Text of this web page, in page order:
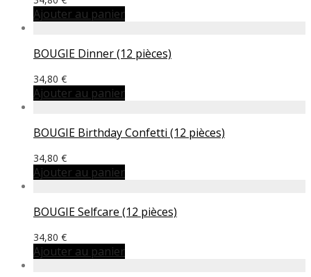
Ajouter au panier
BOUGIE Dinner (12 pièces)
34,80 €
Ajouter au panier
BOUGIE Birthday Confetti (12 pièces)
34,80 €
Ajouter au panier
BOUGIE Selfcare (12 pièces)
34,80 €
Ajouter au panier